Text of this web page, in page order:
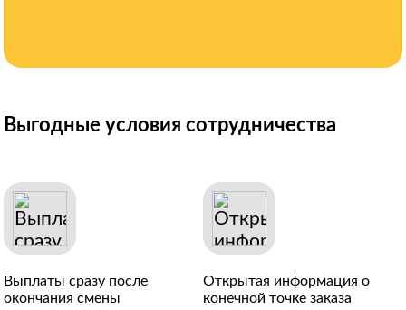
Выгодные условия сотрудничества
Выплаты сразу после
окончания смены
Открытая информация о
конечной точке заказа